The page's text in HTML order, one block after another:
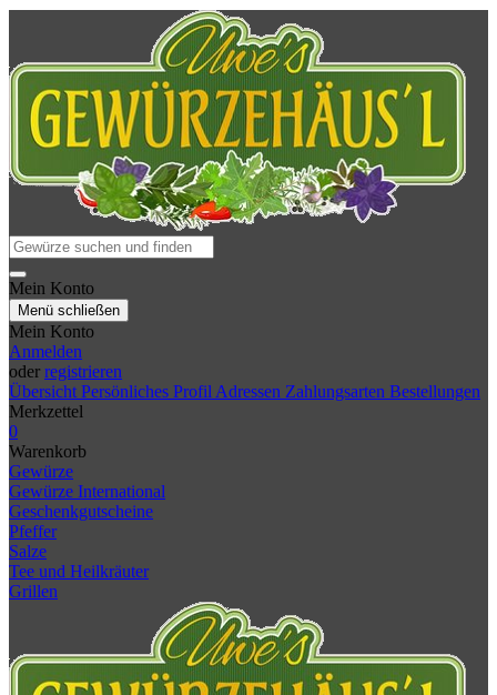
Mein Konto
Menü schließen
Mein Konto
Anmelden
oder registrieren
Übersicht Persönliches Profil Adressen Zahlungsarten Bestellungen
Merkzettel
0
Warenkorb
Gewürze
Gewürze International
Geschenkgutscheine
Pfeffer
Salze
Tee und Heilkräuter
Grillen